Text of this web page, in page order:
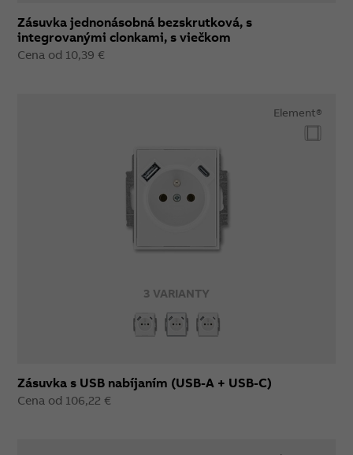
Zásuvka jednonásobná bezskrutková, s
integrovanými clonkami, s viečkom
Cena od 10,39 €
3 VARIANTY
Element®
Zásuvka s USB nabíjaním (USB-A + USB-C)
Cena od 106,22 €